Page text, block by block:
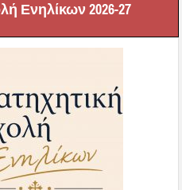
Ενηλίκων 2026-27